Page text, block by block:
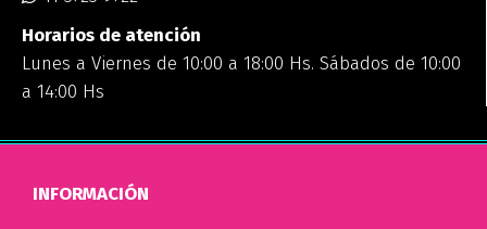
Horarios de atención
Lunes a Viernes de 10:00 a 18:00 Hs. Sábados de 10:00
a 14:00 Hs
INFORMACIÓN